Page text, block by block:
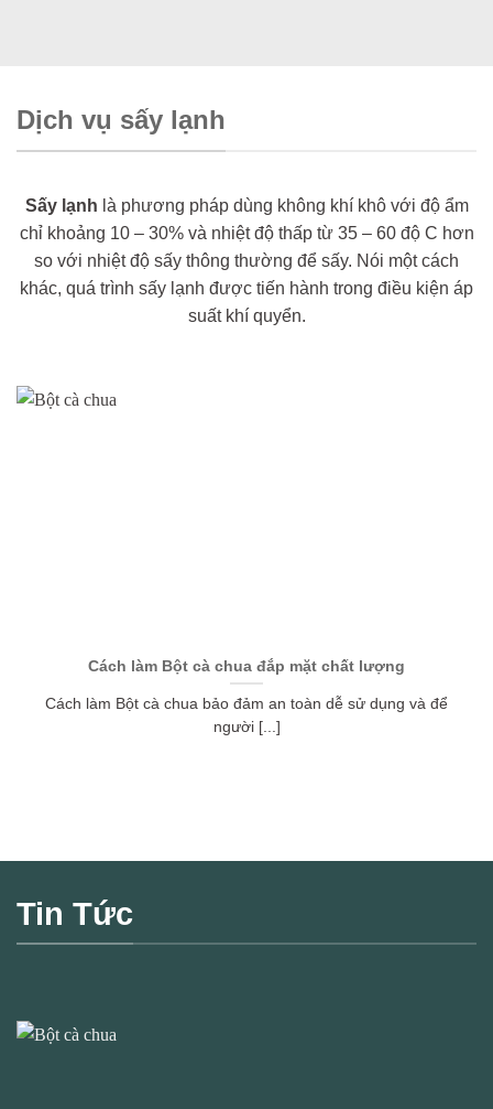
Dịch vụ sấy lạnh
Sấy lạnh là phương pháp dùng không khí khô với độ ẩm
chỉ khoảng 10 – 30% và nhiệt độ thấp từ 35 – 60 độ C hơn
so với nhiệt độ sấy thông thường để sấy. Nói một cách
khác, quá trình sấy lạnh được tiến hành trong điều kiện áp
suất khí quyển.
Cách làm Bột cà chua đắp mặt chất lượng
Cách làm Bột cà chua bảo đảm an toàn dễ sử dụng và để
người [...]
Tin Tức